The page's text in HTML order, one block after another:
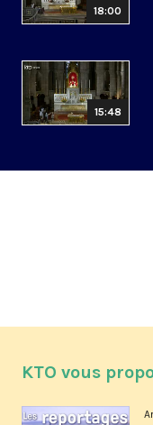
18:00
15:48
KTO vous